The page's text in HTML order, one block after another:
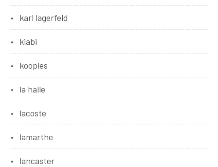
karl lagerfeld
kiabi
kooples
la halle
lacoste
lamarthe
lancaster